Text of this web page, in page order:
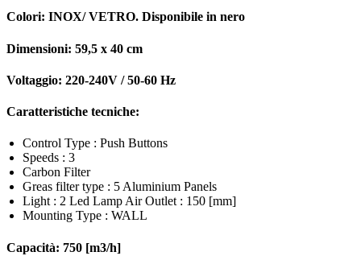
Colori: INOX/ VETRO. Disponibile in nero
Dimensioni: 59,5 x 40 cm
Voltaggio: 220-240V / 50-60 Hz
Caratteristiche tecniche:
Control Type : Push Buttons
Speeds : 3
Carbon Filter
Greas filter type : 5 Aluminium Panels
Light : 2 Led Lamp Air Outlet : 150 [mm]
Mounting Type : WALL
Capacità: 750 [m3/h]